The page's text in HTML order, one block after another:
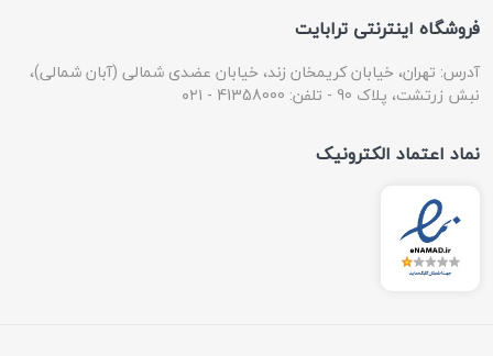
فروشگاه اینترنتی ترابایت
آدرس: تهران، خیابان کریمخان زند، خیابان عضدی شمالی (آبان شمالی)،
نبش زرتشت، پلاک 90 - تلفن: 41358000 - ۰۲۱
نماد اعتماد الکترونیک